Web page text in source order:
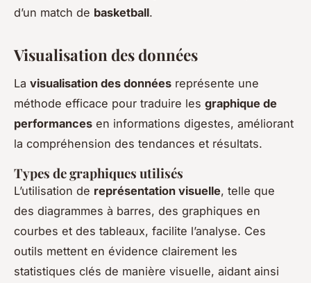
d’un match de basketball.
Visualisation des données
La visualisation des données représente une
méthode efficace pour traduire les graphique de
performances en informations digestes, améliorant
la compréhension des tendances et résultats.
Types de graphiques utilisés
L’utilisation de représentation visuelle, telle que
des diagrammes à barres, des graphiques en
courbes et des tableaux, facilite l’analyse. Ces
outils mettent en évidence clairement les
statistiques clés de manière visuelle, aidant ainsi